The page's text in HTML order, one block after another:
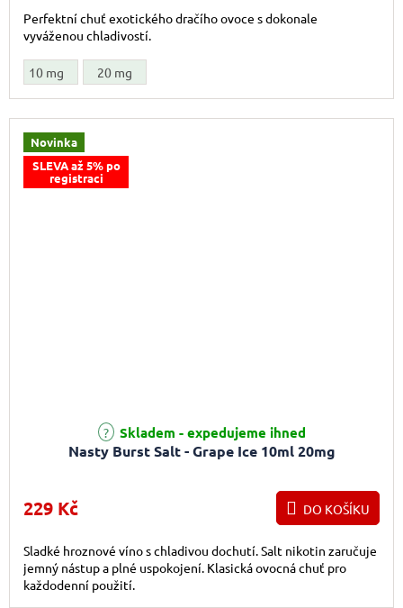
Perfektní chuť exotického dračího ovoce s dokonale
vyváženou chladivostí.
10 mg 20 mg
Novinka
SLEVA až 5% po
registraci
Nasty Burst Salt - Grape Ice 10ml 20mg
Skladem - expedujeme ihned
229 Kč DO KOŠÍKU
Sladké hroznové víno s chladivou dochutí. Salt nikotin zaručuje
jemný nástup a plné uspokojení. Klasická ovocná chuť pro
každodenní použití.